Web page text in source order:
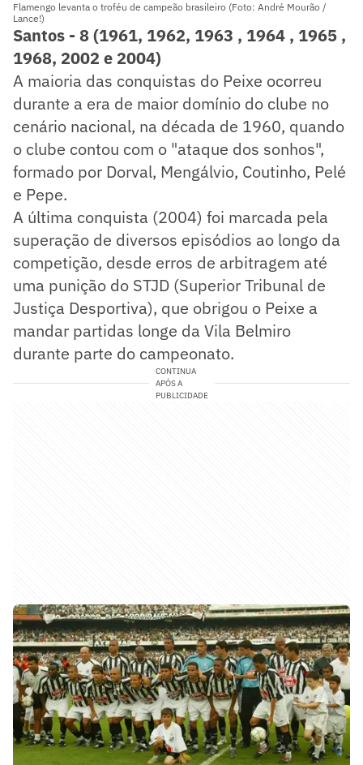
Flamengo levanta o troféu de campeão brasileiro (Foto: André Mourão /
Lance!)
Santos - 8 (1961, 1962, 1963 , 1964 , 1965 ,
1968, 2002 e 2004)
A maioria das conquistas do Peixe ocorreu
durante a era de maior domínio do clube no
cenário nacional, na década de 1960, quando
o clube contou com o "ataque dos sonhos",
formado por Dorval, Mengálvio, Coutinho, Pelé
e Pepe.
A última conquista (2004) foi marcada pela
superação de diversos episódios ao longo da
competição, desde erros de arbitragem até
uma punição do STJD (Superior Tribunal de
Justiça Desportiva), que obrigou o Peixe a
mandar partidas longe da Vila Belmiro
durante parte do campeonato.
CONTINUA
APÓS A
PUBLICIDADE